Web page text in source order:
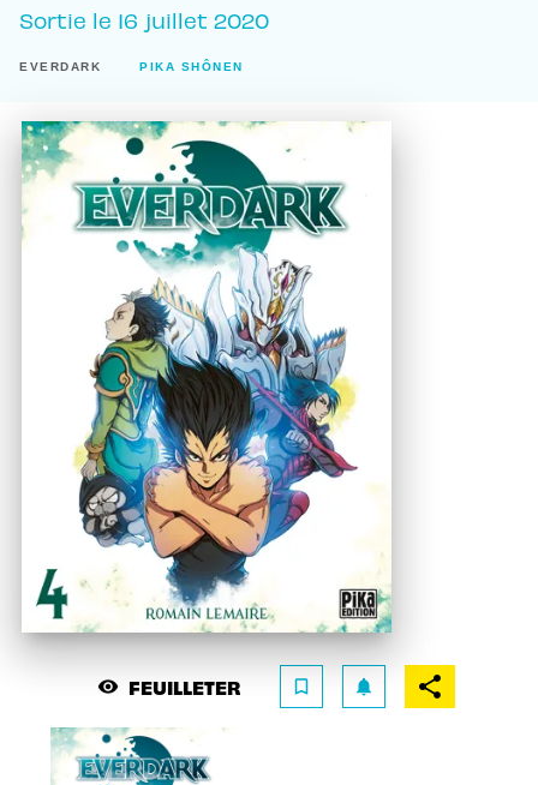
Sortie le 16 juillet 2020
EVERDARK PIKA SHÔNEN
visibility FEUILLETER bookmark_border notifications